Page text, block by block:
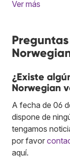
Ver más
¿Existe
Norwegian
A fecha de 06
dispone de
tengamos
por favor
aquí.